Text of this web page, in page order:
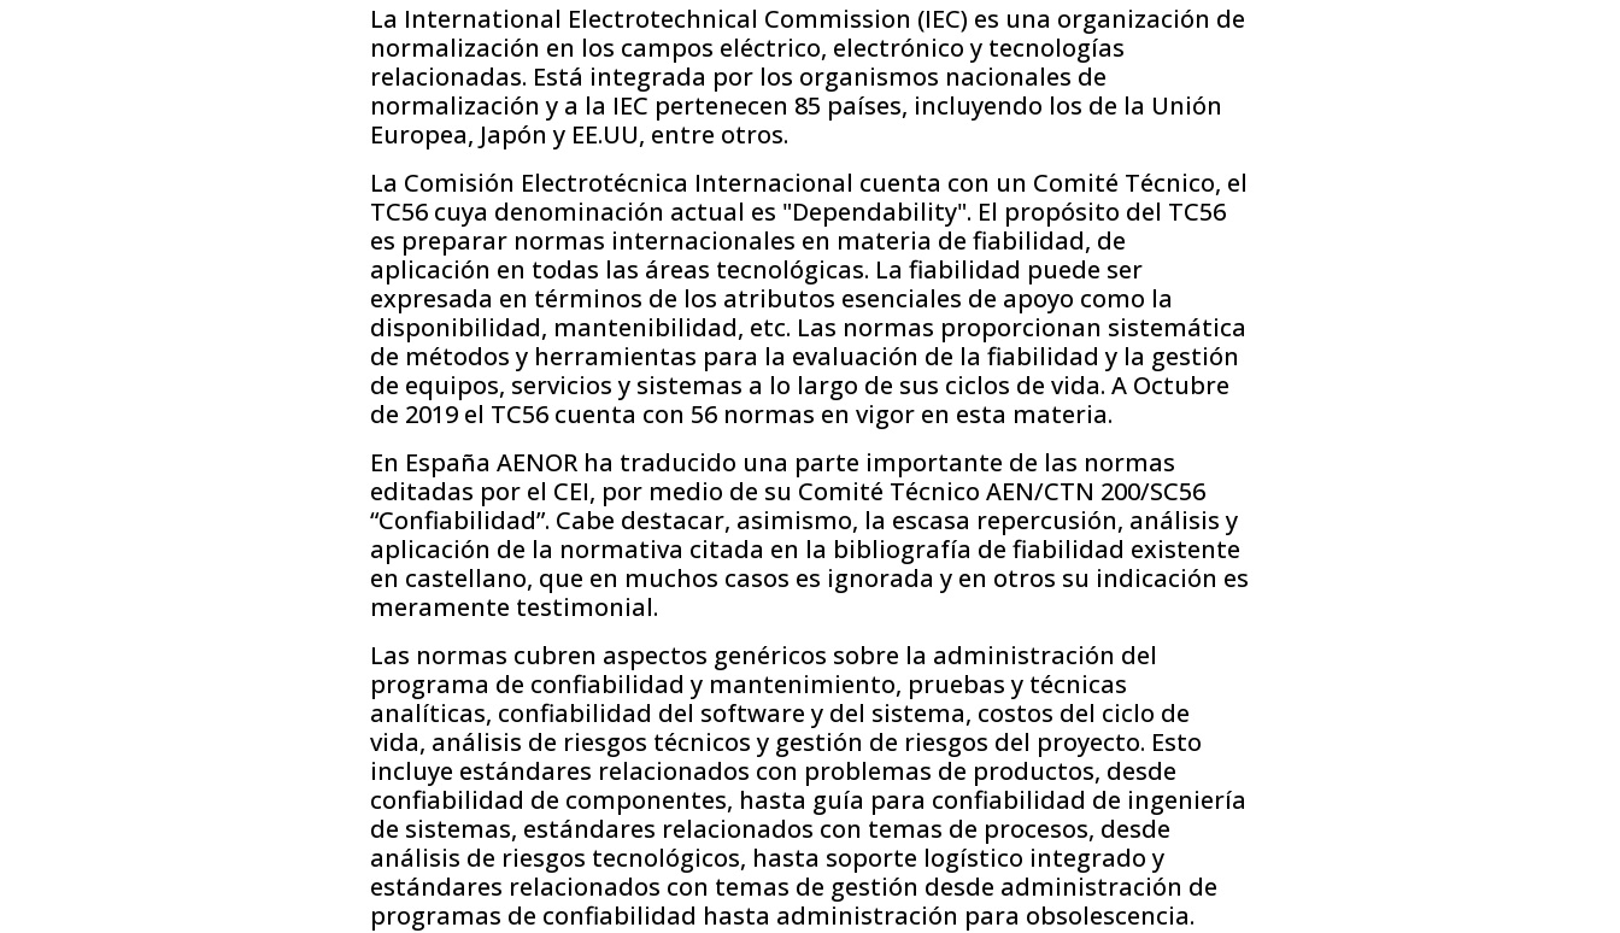
La International Electrotechnical Commission (IEC) es una organización de
normalización en los campos eléctrico, electrónico y tecnologías
relacionadas. Está integrada por los organismos nacionales de
normalización y a la IEC pertenecen 85 países, incluyendo los de la Unión
Europea, Japón y EE.UU, entre otros.
La Comisión Electrotécnica Internacional cuenta con un Comité Técnico, el
TC56 cuya denominación actual es "Dependability". El propósito del TC56
es preparar normas internacionales en materia de fiabilidad, de
aplicación en todas las áreas tecnológicas. La fiabilidad puede ser
expresada en términos de los atributos esenciales de apoyo como la
disponibilidad, mantenibilidad, etc. Las normas proporcionan sistemática
de métodos y herramientas para la evaluación de la fiabilidad y la gestión
de equipos, servicios y sistemas a lo largo de sus ciclos de vida. A Octubre
de 2019 el TC56 cuenta con 56 normas en vigor en esta materia.
En España AENOR ha traducido una parte importante de las normas
editadas por el CEI, por medio de su Comité Técnico AEN/CTN 200/SC56
“Confiabilidad”. Cabe destacar, asimismo, la escasa repercusión, análisis y
aplicación de la normativa citada en la bibliografía de fiabilidad existente
en castellano, que en muchos casos es ignorada y en otros su indicación es
meramente testimonial.
Las normas cubren aspectos genéricos sobre la administración del
programa de confiabilidad y mantenimiento, pruebas y técnicas
analíticas, confiabilidad del software y del sistema, costos del ciclo de
vida, análisis de riesgos técnicos y gestión de riesgos del proyecto. Esto
incluye estándares relacionados con problemas de productos, desde
confiabilidad de componentes, hasta guía para confiabilidad de ingeniería
de sistemas, estándares relacionados con temas de procesos, desde
análisis de riesgos tecnológicos, hasta soporte logístico integrado y
estándares relacionados con temas de gestión desde administración de
programas de confiabilidad hasta administración para obsolescencia.